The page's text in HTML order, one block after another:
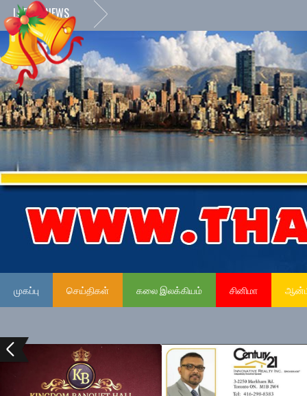
LATEST NEWS
முகப்பு செய்திகள் கலை இலக்கியம் சினிமா